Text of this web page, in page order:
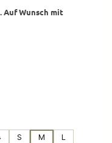
Auf Wunsch mit
S M
L